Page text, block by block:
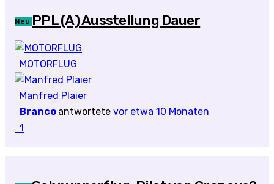
Neu PPL (A) Ausstellung Dauer
MOTORFLUG
Manfred Plaier
Branco antwortete vor etwa 10 Monaten
1